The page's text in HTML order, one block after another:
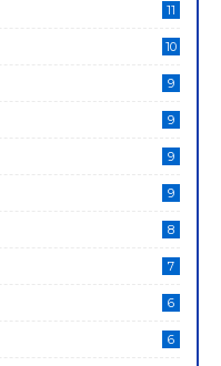
11
10
9
9
9
9
8
7
6
6